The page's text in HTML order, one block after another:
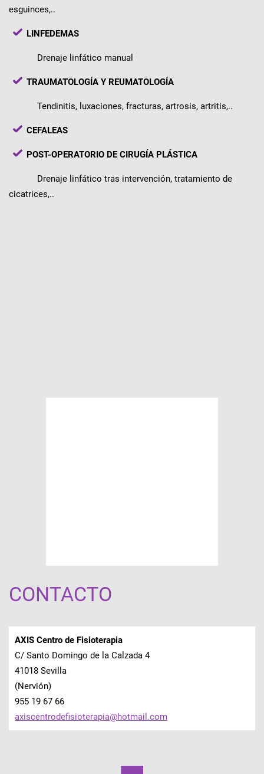
esguinces,..
LINFEDEMAS
Drenaje linfático manual
TRAUMATOLOGÍA Y REUMATOLOGÍA
Tendinitis, luxaciones, fracturas, artrosis, artritis,..
CEFALEAS
POST-OPERATORIO DE CIRUGÍA PLÁSTICA
Drenaje linfático tras intervención, tratamiento de
cicatrices,..
CONTACTO
AXIS Centro de Fisioterapia
C/ Santo Domingo de la Calzada 4
41018 Sevilla
(Nervión)
955 19 67 66
axiscentrodefisioterapia@hotmail .com